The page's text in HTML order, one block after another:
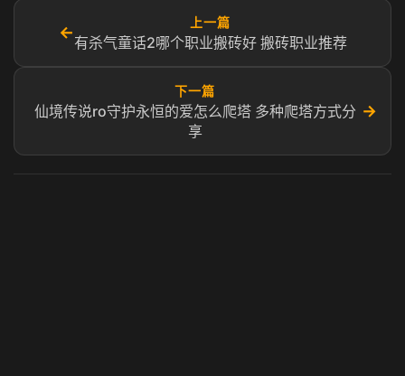
←
上一篇
有杀气童话2哪个职业搬砖好 搬砖职业推荐
下一篇
仙境传说ro守护永恒的爱怎么爬塔 多种爬塔方式分
享
→